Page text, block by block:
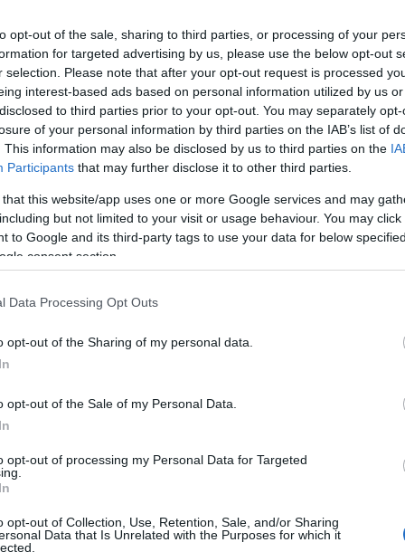
opt-out of the sale, sharing to third parties, or processing of your
for targeted advertising by us, please use the below opt-out
selection. Please note that after your opt-out request is processed
interest-based ads based on personal information utilized by us
to third parties prior to your opt-out. You may separately
of your personal information by third parties on the IAB’s list of
This information may also be disclosed by us to third parties on the
Participants that may further disclose it to other third parties.
that this website/app uses one or more Google services and may
but not limited to your visit or usage behaviour. You may
to Google and its third-party tags to use your data for below
consent section.
Data Processing Opt Outs
opt-out of the Sharing of my personal data.
opt-out of the Sale of my Personal Data.
opt-out of processing my Personal Data for Targeted
opt-out of Collection, Use, Retention, Sale, and/or Sharing
Data that Is Unrelated with the Purposes for which it
ALKALMAS - VOL. 3.: FAGYI,
illeszkedő, mindenféle cukros nyalánkságokat
háromrészes szériánkat a csokoládés
majd a házilag elkészíthető
Zárásként jöjjenek a…
TOVÁBB →
- VOL. 2.: CSOKI
, lekváros-lemezborítók szemlézése után mi mással
és zene tematikánkba vágó sorozatunkat, mint a nagy
egyik legfőbb okozójával, a csokival. Íme tehát, finom